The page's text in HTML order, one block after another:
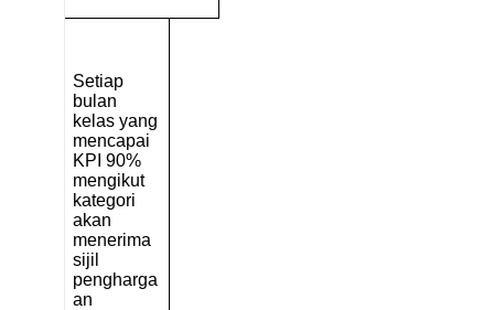
Setiap
bulan
kelas yang
mencapai
KPI 90%
mengikut
kategori
akan
menerima
sijil
pengharga
an